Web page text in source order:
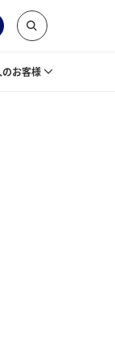
のお客様